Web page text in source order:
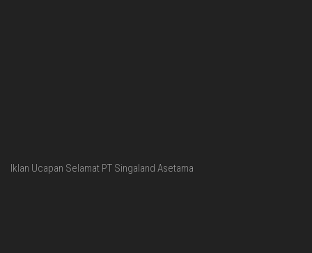
Iklan Ucapan Selamat PT Singaland Asetama